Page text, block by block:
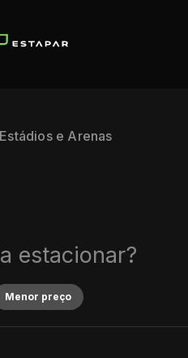
Estádios e Arenas
estacionar?
Menor preço